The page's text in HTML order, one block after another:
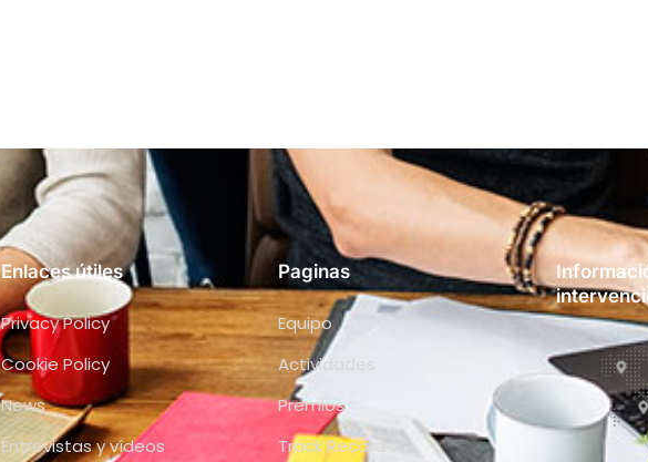
Enlaces útiles
Privacy Policy
Cookie Policy
News
Entrevistas y vídeos
Paginas
Equipo
Actividades
Premios
Track Record